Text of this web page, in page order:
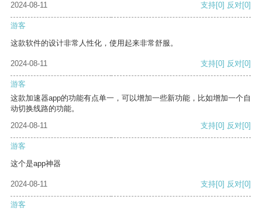
2024-08-11 支持[0] 反对[0]
游客
这款软件的设计非常人性化，使用起来非常舒服。
2024-08-11 支持[0] 反对[0]
游客
这款加速器app的功能有点单一，可以增加一些新功能，比如增加一个自
动切换线路的功能。
2024-08-11
支持[0] 反对[0]
游客
这个是app神器
2024-08-11 支持[0] 反对[0]
游客